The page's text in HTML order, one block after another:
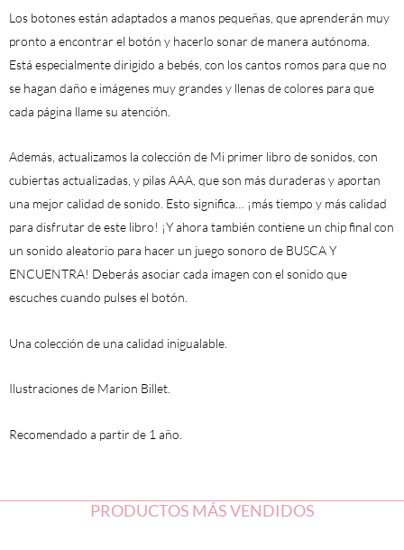
Los botones están adaptados a manos pequeñas , que aprenderán muy
pronto a encontrar el botón y hacerlo sonar de manera autónoma.
Está especialmente dirigido a bebés, con los cantos romos para que no
se hagan daño e imágenes muy grandes y llenas de colores para que
cada página llame su atención.
Además, actualizamos la colección de Mi primer libro de sonidos , con
cubiertas actualizadas, y pilas AAA, que son más duraderas y aportan
una mejor calidad de sonido. Esto significa … ¡más tiempo y más calidad
para disfrutar de este libro! ¡Y ahora también contiene un chip final con
un sonido aleatorio para hacer un juego sonoro de BUSCA Y
ENCUENTRA! Deberás asociar cada imagen con el sonido que
escuches cuando pulses el botón.
Una colección de una calidad inigualable
Ilustraciones de Marion Billet
Recomendado a partir de 1 año
PRODUCTOS MÁS VENDIDOS